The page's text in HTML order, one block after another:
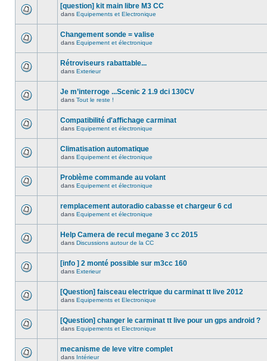
[question] kit main libre M3 CC
dans Equipements et Electronique
Changement sonde = valise
dans Equipement et électronique
Rétroviseurs rabattable...
dans Exterieur
Je m’interroge ...Scenic 2 1.9 dci 130CV
dans Tout le reste !
Compatibilité d'affichage carminat
dans Equipement et électronique
Climatisation automatique
dans Equipement et électronique
Problème commande au volant
dans Equipement et électronique
remplacement autoradio cabasse et chargeur 6 cd
dans Equipement et électronique
Help Camera de recul megane 3 cc 2015
dans Discussions autour de la CC
[info ] 2 monté possible sur m3cc 160
dans Exterieur
[Question] faisceau electrique du carminat tt live 2012
dans Equipements et Electronique
[Question] changer le carminat tt live pour un gps android ?
dans Equipements et Electronique
mecanisme de leve vitre complet
dans Intérieur